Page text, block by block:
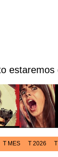
estaremos
T MES T 2026